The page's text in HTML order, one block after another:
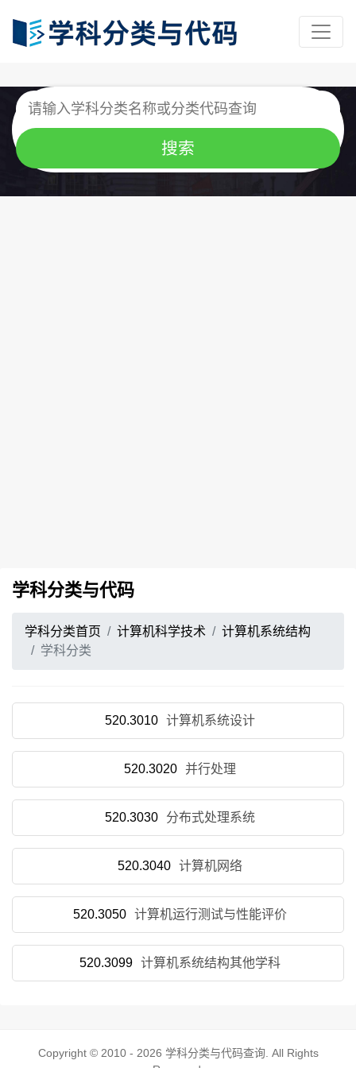
学科分类与代码
学科分类首页 计算机科学技术
计算机系统结构
学科分类
520.3010 计算机系统设计
520.3020 并行处理
520.3030 分布式处理系统
520.3040 计算机网络
520.3050 计算机运行测试与性能评价
520.3099 计算机系统结构其他学科
Copyright © 2010 - 2026 学科分类与代码查询 . All Rights